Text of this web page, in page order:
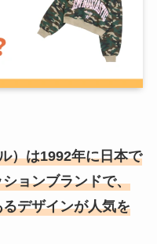
）は1992年に日本で
ョンブランドで、
デザインが人気を